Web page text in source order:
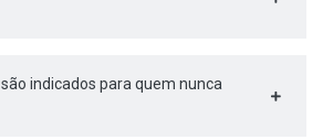
indicados para quem nunca